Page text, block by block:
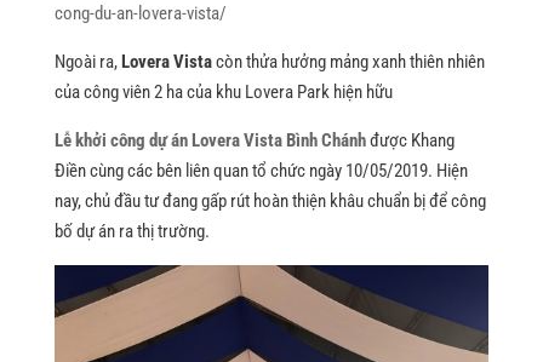
cong-du-an-lovera-vista/
Ngoài ra,Lovera Vistacòn thửa hưởng mảng xanh thiên nhiên
của công viên 2 ha của khu Lovera Park hiện hữu
Lễ khởi công dự án Lovera Vista Bình Chánhđược Khang
Điền cùng các bên liên quan tổ chức ngày 10/05/2019. Hiện
nay, chủ đầu tư đang gấp rút hoàn thiện khâu chuẩn bị để công
bố dự án ra thị trường.